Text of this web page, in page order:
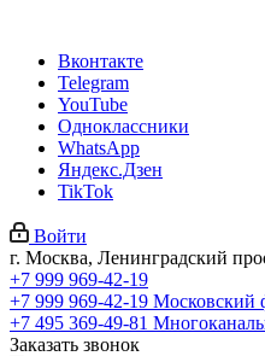
Вконтакте
Telegram
YouTube
Одноклассники
WhatsApp
Яндекс.Дзен
TikTok
Войти
г. Москва, Ленинградский
+7 999 969-42-19
+7 999 969-42-19 Московский
+7 495 369-49-81
Заказать звонок